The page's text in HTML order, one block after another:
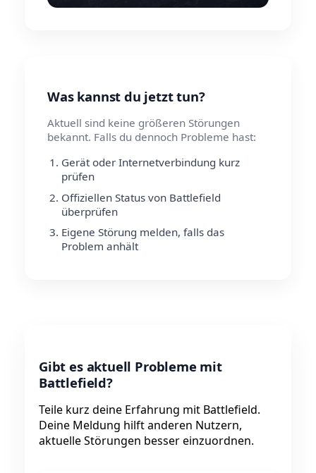
Was kannst du jetzt tun?
Aktuell sind keine größeren Störungen
bekannt. Falls du dennoch Probleme hast:
Gerät oder Internetverbindung kurz
prüfen
Offiziellen Status von Battlefield
überprüfen
Eigene Störung melden, falls das
Problem anhält
Gibt es aktuell Probleme mit
Battlefield?
Teile kurz deine Erfahrung mit Battlefield.
Deine Meldung hilft anderen Nutzern,
aktuelle Störungen besser einzuordnen.